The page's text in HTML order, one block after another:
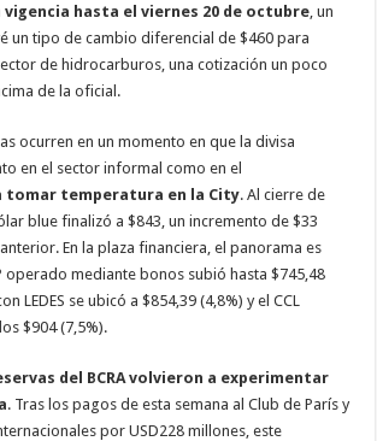
vigencia hasta el viernes 20 de octubre , un
un tipo de cambio diferencial de $460 para
de hidrocarburos, una cotización un poco
de la oficial.
ocurren en un momento en que la divisa
en el sector informal como en el
tomar temperatura en la City. Al cierre de
blue finalizó a $843, un incremento de $33
En la plaza financiera, el panorama es
operado mediante bonos subió hasta $745,48
LEDES se ubicó a $854,39 (4,8%) y el CCL
$904 (7,5%).
del BCRA volvieron a experimentar
. Tras los pagos de esta semana al Club de París y
por USD228 millones, este